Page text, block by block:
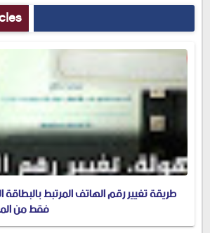
طريقة تغيير رقم الهاتف المرتبط
فقط من